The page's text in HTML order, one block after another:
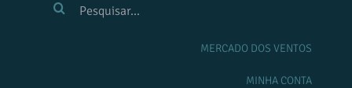
RESULTADOS
MERCADO DOS VENTOS
MINHA CONTA